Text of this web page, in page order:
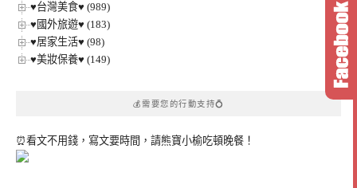
♥台灣美食♥ (989)
♥國外旅遊♥ (183)
♥居家生活♥ (98)
♥美妝保養♥ (149)
💰需要您的行動支持💍
⏰看文不用錢，寫文要時間，請熊寶小榆吃頓晚餐！